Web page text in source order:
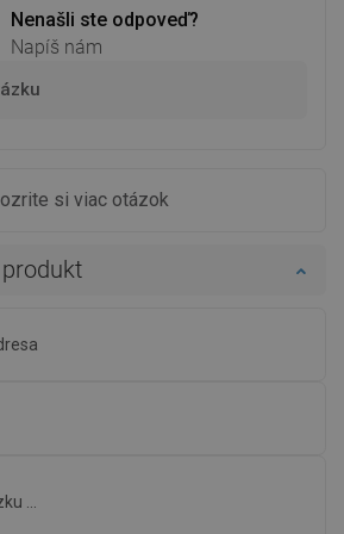
Nenašli ste odpoveď?
Napíš nám
si viac otázok